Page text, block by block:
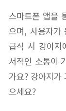
스마트폰 앱을
으며, 사용자가
급식 시 강아지
서적인 소통이
가요? 강아지가
으세요?